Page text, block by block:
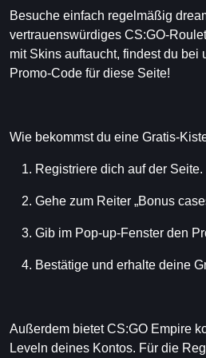
Besuche einfach regelmäßig
vertrauenswürdiges CS:GO-
mit Skins auftaucht, findest du bei
Promo-Code für diese Seite!
Wie bekommst du eine Gratis-
Registriere dich auf der Seite.
Gehe zum Reiter „Bonus
Gib im Pop-up-Fenster den
Bestätige und erhalte deine
Außerdem bietet CS:GO Empire
Leveln deines Kontos. Für die